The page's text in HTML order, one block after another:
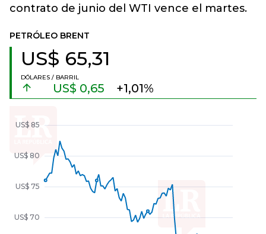
contrato de junio del WTI vence el martes.